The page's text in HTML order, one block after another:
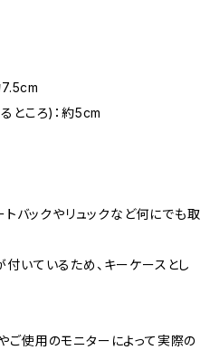
ところ)：約5cm
バックやリュックなど何にでも取
いているため、キーケースとし
使用のモニターによって実際の